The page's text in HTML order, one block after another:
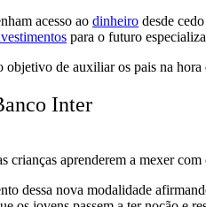
acesso ao dinheiro desde
para o futuro
de auxiliar os pais na
Inter
crianças aprenderem a mexer
dessa nova modalidade